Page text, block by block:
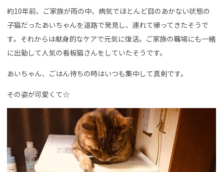
約10年前、ご家族が雨の中、病気でほとんど目のあかない状態の
子猫だったあいちゃんを道路で発見し、連れて帰ってきたそうで
す。それからは献身的なケアで元気に復活。ご家族の職場にも一緒
に出勤して人気の看板猫さんをしていたそうです。
あいちゃん、ごはん待ちの時はいつも集中して真剣です。
その姿が可愛くて☆